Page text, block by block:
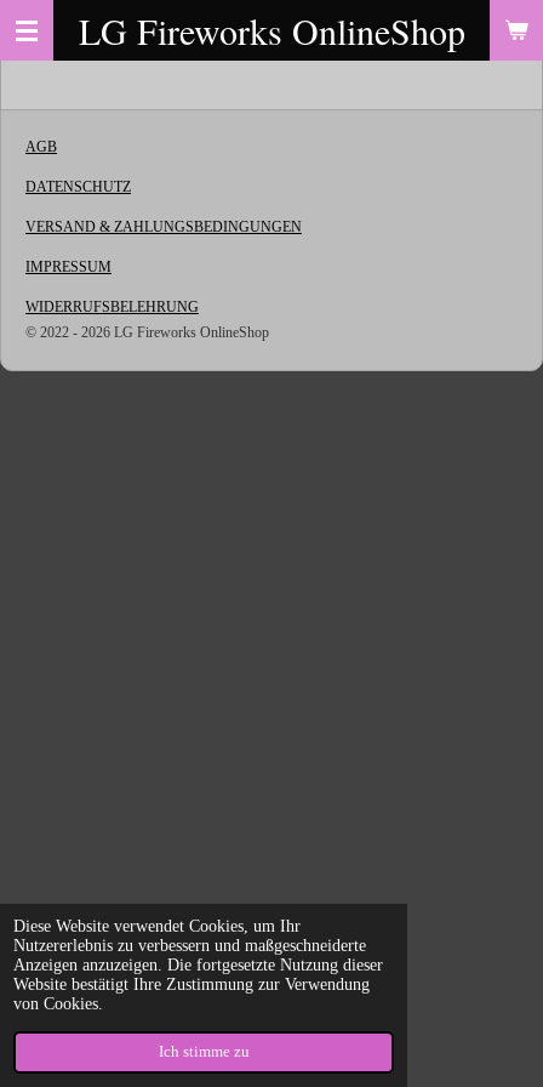
Diese Website verwendet Cookies, um Ihr
Nutzererlebnis zu verbessern und maßgeschneiderte
Anzeigen anzuzeigen. Die fortgesetzte Nutzung dieser
Website bestätigt Ihre Zustimmung zur Verwendung
von Cookies.
Ich stimme zu
Zum
LG Fireworks OnlineShop
AGB
DATENSCHUTZ
VERSAND & ZAHLUNGSBEDINGUNGEN
IMPRESSUM
WIDERRUFSBELEHRUNG
© 2022 - 2026 LG Fireworks OnlineShop